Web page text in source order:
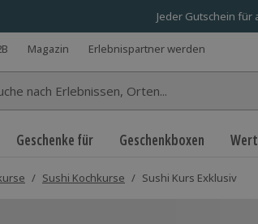
Jeder Gutschein für
Magazin Erlebnispartner werden
nach Erlebnissen...
Geschenke für Geschenkboxen
/ Sushi Kochkurse / Sushi Kurs Exklusiv